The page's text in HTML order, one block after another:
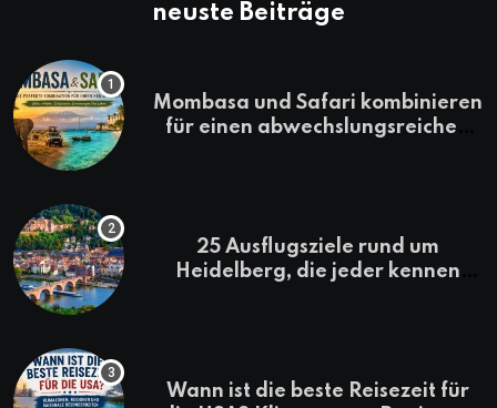
neuste Beiträge
Mombasa und Safari kombinieren
für einen abwechslungsreichen
25 Ausflugsziele rund um
Heidelberg, die jeder kennen
Wann ist die beste Reisezeit für